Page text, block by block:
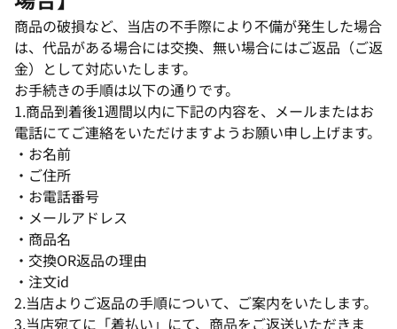
商品の破損など、当店の不手際により不備が発生した場合
は、代品がある場合には交換、無い場合にはご返品（ご返
金）として対応いたします。
お手続きの手順は以下の通りです。
1.商品到着後1週間以内に下記の内容を、メールまたはお
電話にてご連絡をいただけますようお願い申し上げます。
・お名前
・ご住所
・お電話番号
・メールアドレス
・商品名
・交換OR返品の理由
・注文id
2.当店よりご返品の手順について、ご案内をいたします。
3.当店宛てに「着払い」にて、商品をご返送いただきま